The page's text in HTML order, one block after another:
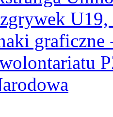
graficzne